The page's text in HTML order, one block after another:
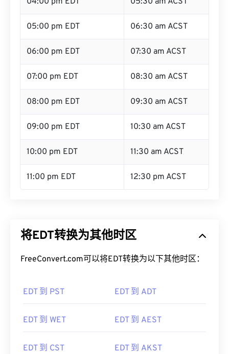
05:00 pm EDT 06:30 am ACST
06:00 pm EDT 07:30 am ACST
07:00 pm EDT 08:30 am ACST
08:00 pm EDT 09:30 am ACST
09:00 pm EDT 10:30 am ACST
10:00 pm EDT 11:30 am ACST
11:00 pm EDT 12:30 pm ACST
将EDT转换为其他时区
FreeConvert.com可以将EDT转换为以下其他时区：
EDT 到 PST EDT 到 ADT
EDT 到 WET EDT 到 AEST
EDT 到 CST EDT 到 AKST